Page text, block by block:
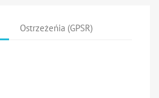
Ostrzeżeńia (GPSR)